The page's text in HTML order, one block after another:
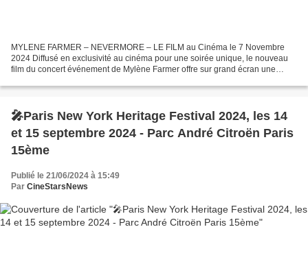
MYLENE FARMER – NEVERMORE – LE FILM au Cinéma le 7 Novembre
2024 Diffusé en exclusivité au cinéma pour une soirée unique, le nouveau
film du concert événement de Mylène Farmer offre sur grand écran une
🎤Paris New York Heritage Festival 2024, les 14
et 15 septembre 2024 - Parc André Citroën Paris
15ème
Publié le 21/06/2024 à 15:49
Par CineStarsNews